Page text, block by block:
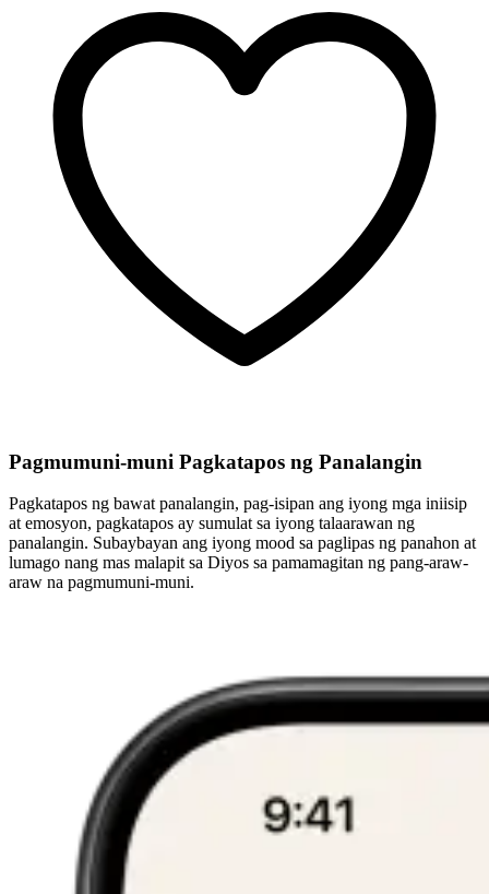
Pagmumuni-muni Pagkatapos ng Panalangin
Pagkatapos ng bawat panalangin, pag-isipan ang iyong mga iniisip
at emosyon, pagkatapos ay sumulat sa iyong talaarawan ng
panalangin. Subaybayan ang iyong mood sa paglipas ng panahon at
lumago nang mas malapit sa Diyos sa pamamagitan ng pang-araw-
araw na pagmumuni-muni.